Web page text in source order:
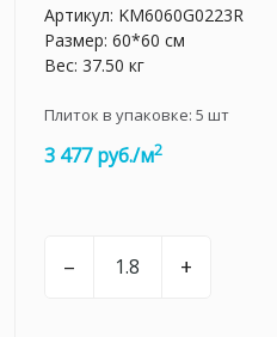
Артикул: KM6060G0223R
Размер: 60*60 см
Вес: 37.50 кг
Плиток в упаковке: 5 шт
3 477 руб./м2
– +